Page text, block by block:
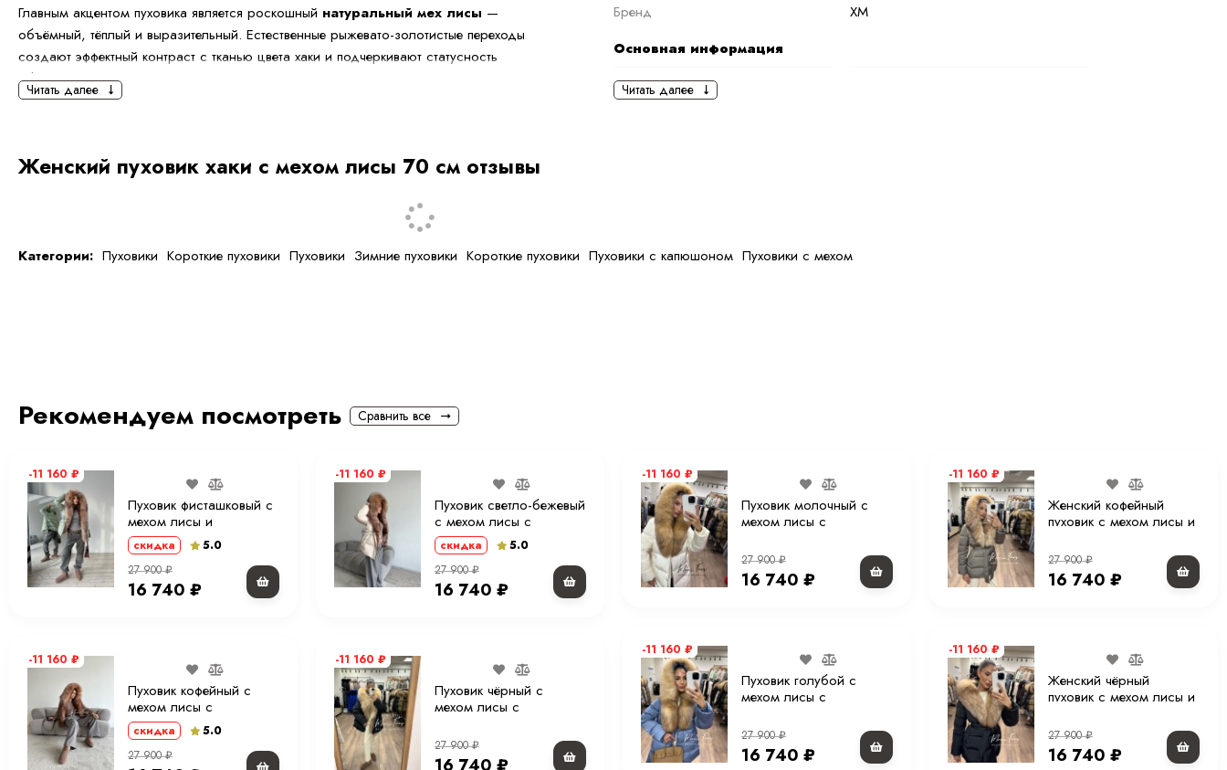
Главным акцентом пуховика является роскошный натуральный мех лисы —
объёмный, тёплый и выразительный. Естественные рыжевато-золотистые переходы
создают эффектный контраст с тканью цвета хаки и подчеркивают статусность
образа. Мех мягкий, густой и надёжно защищает от ветра.
влагостойкая ткань и качественный утеплитель обеспечивают комфорт даже в
Эта модель легко сочетается с повседневными и более нарядными образами,
добавляя им элегантности и современного шика.
Лёгкий, тёплый и комфортный
Читать далее
Бренд
XM
Основная информация
черный
информация
Утеплитель
90% пух 10% перо
Материал подкладки
100 % полиэстер
Страна производства
Китай
Особенности модели
Опции капюшона
Да
Длина изделия
Опции опушки
Да
Читать далее
Женский пуховик хаки с мехом лисы 70 см отзывы
Категории: Пуховики Короткие пуховики Пуховики Зимние пуховики Короткие пуховики Пуховики с капюшоном Пуховики с мехом
Рекомендуем посмотреть Сравнить все
-11 160 ₽
Пуховик фисташковый с
мехом лисы и
капюшоном 70 см. ХМ
скидка
5.0
27 900₽
16 740₽
-11 160 ₽
Пуховик кофейный с
мехом лисы с
капюшоном 70 см. ХМ
скидка
5.0
27 900₽
-11 160 ₽
Пуховик светло-бежевый
с мехом лисы с
капюшоном 70 см. ХМ
скидка
5.0
27 900₽
16 740₽
-11 160 ₽
Пуховик чёрный с
мехом лисы с
27 900₽
-11 160 ₽
Пуховик молочный с
мехом лисы с
27 900₽
16 740₽
-11 160 ₽
Пуховик голубой с
мехом лисы с
27 900₽
16 740₽
-11 160 ₽
Женский кофейный
пуховик с мехом лисы и
27 900₽
16 740₽
-11 160 ₽
Женский чёрный
пуховик с мехом лисы и
27 900₽
16 740₽